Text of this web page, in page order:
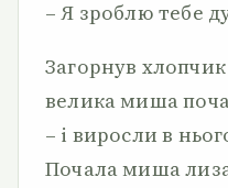
– Я зроблю тебе
Загорнув
велика миша
– і виросли в
Почала миша